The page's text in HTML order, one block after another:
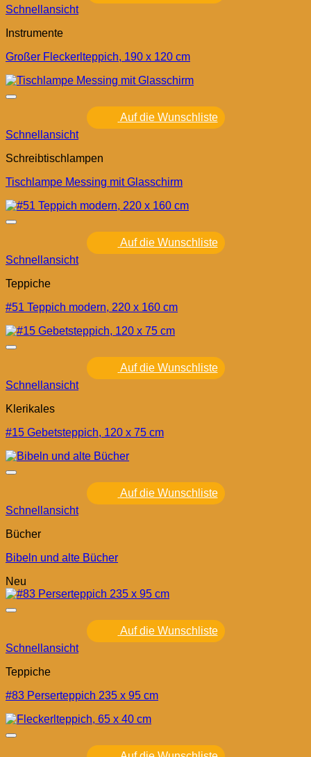
Schnellansicht
Instrumente
Großer Fleckerlteppich, 190 x 120 cm
Auf die Wunschliste
Schnellansicht
Schreibtischlampen
Tischlampe Messing mit Glasschirm
Auf die Wunschliste
Schnellansicht
Teppiche
#51 Teppich modern, 220 x 160 cm
Auf die Wunschliste
Schnellansicht
Klerikales
#15 Gebetsteppich, 120 x 75 cm
Auf die Wunschliste
Schnellansicht
Bücher
Bibeln und alte Bücher
Neu
Auf die Wunschliste
Schnellansicht
Teppiche
#83 Perserteppich 235 x 95 cm